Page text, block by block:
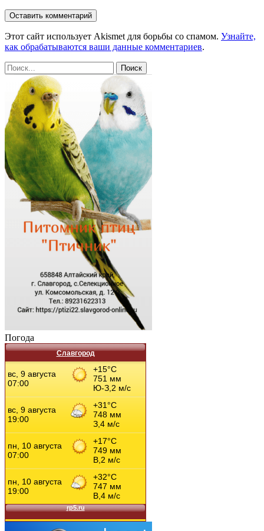
Этот сайт использует Akismet для борьбы со спамом. Узнайте,
как обрабатываются ваши данные комментариев.
Погода
Славгород